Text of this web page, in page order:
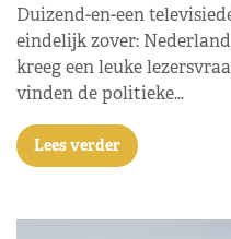
Duizend-en-een
eindelijk zover:
kreeg een leuke
vinden de politieke…
Lees verder